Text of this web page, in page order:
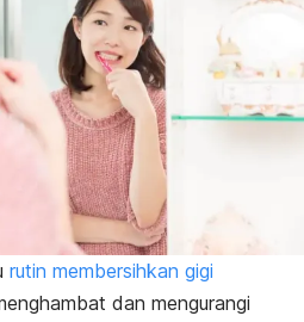
rutin membersihkan gigi
dan mengurangi